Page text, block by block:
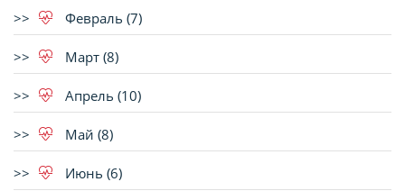
Февраль (7)
Март (8)
Апрель (10)
Май (8)
Июнь (6)